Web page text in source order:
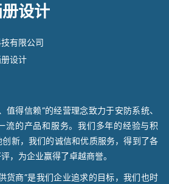
设计
有限公司
设计
值得信赖”的经营理念致力于安防系统、
流的产品和服务。我们多年的经验与积
新，我们的诚信和优质服务，得到了各
，为企业赢得了卓越商誉。
货商”是我们企业追求的目标，我们也时